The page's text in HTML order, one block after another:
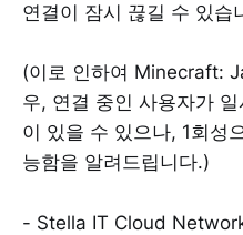
연결이 잠시 끊길 수 있습
(이로 인하여 Minecraft:
우, 연결 중인 사용자가
이 있을 수 있으나, 1회성
능함을 알려드립니다.)
- Stella IT Cloud